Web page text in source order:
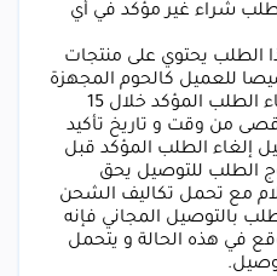
طلب شراء غير مؤكد في أي
الطلب يحتوي على منتجات
للعميل كالحوم المجهزة
أو الدواجن فيحق للعميل إلغاء الطلب المؤكد خلال 15
من وقت و تاريخ تأكيد
إلغاء الطلب المؤكد قبل
الطلب للتوصيل يحق
مع تحمل تكاليف الشحن
بالتوصيل المجاني فإنه
في هذه الحالة و يتحمل